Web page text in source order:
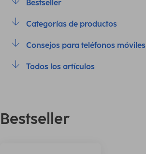
Bestseller
Categorías de productos
Consejos para teléfonos móviles
Todos los artículos
Bestseller